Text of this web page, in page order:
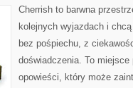
Cherrish to barwna
kolejnych wyjazdach i
bez pośpiechu, z
doświadczenia. To miejsce
opowieści, który może